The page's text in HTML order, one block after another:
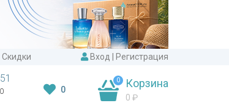
Скидки Вход Регистрация
0
0 Корзина
0 ₽